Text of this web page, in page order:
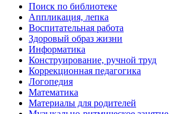
Поиск по библиотеке
Аппликация, лепка
Воспитательная работа
Здоровый образ жизни
Информатика
Конструирование, ручной труд
Коррекционная педагогика
Логопедия
Математика
Материалы для родителей